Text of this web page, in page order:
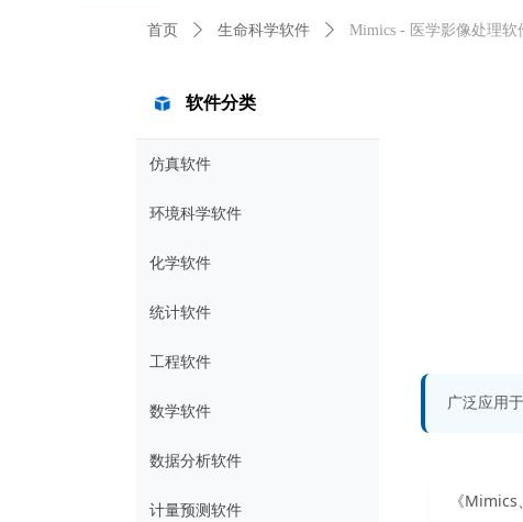
广泛应用
《
软件分类
仿真软件
环境科学软件
化学软件
统计软件
工程软件
数学软件
数据分析软件
计量预测软件
首页 ꄲ 生命科学软件 ꄲ Mimics - 医学影像处理软